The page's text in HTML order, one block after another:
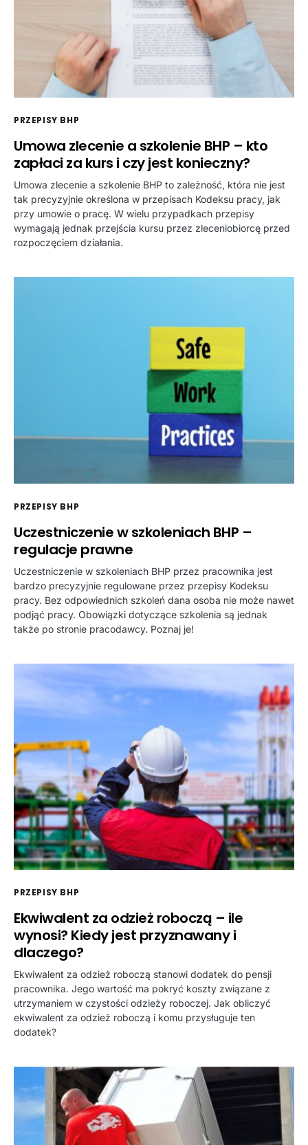
PRZEPISY BHP
Umowa zlecenie a szkolenie BHP – kto
zapłaci za kurs i czy jest konieczny?
Umowa zlecenie a szkolenie BHP to zależność, która nie jest
tak precyzyjnie określona w przepisach Kodeksu pracy, jak
przy umowie o pracę. W wielu przypadkach przepisy
wymagają jednak przejścia kursu przez zleceniobiorcę przed
rozpoczęciem działania.
PRZEPISY BHP
Uczestniczenie w szkoleniach BHP –
regulacje prawne
Uczestniczenie w szkoleniach BHP przez pracownika jest
bardzo precyzyjnie regulowane przez przepisy Kodeksu
pracy. Bez odpowiednich szkoleń dana osoba nie może nawet
podjąć pracy. Obowiązki dotyczące szkolenia są jednak
także po stronie pracodawcy. Poznaj je!
PRZEPISY BHP
Ekwiwalent za odzież roboczą – ile
wynosi? Kiedy jest przyznawany i
dlaczego?
Ekwiwalent za odzież roboczą stanowi dodatek do pensji
pracownika. Jego wartość ma pokryć koszty związane z
utrzymaniem w czystości odzieży roboczej. Jak obliczyć
ekwiwalent za odzież roboczą i komu przysługuje ten
dodatek?